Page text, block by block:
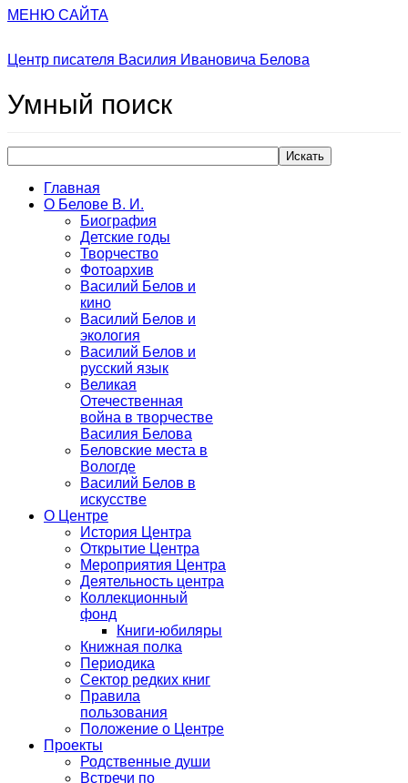
МЕНЮ САЙТА
Центр писателя Василия Ивановича Белова
Умный поиск
Искать
Главная
О Белове В. И.
Биография
Детские годы
Творчество
Фотоархив
Василий Белов и
кино
Василий Белов и
экология
Василий Белов и
русский язык
Великая
Отечественная
война в творчестве
Василия Белова
Беловские места в
Вологде
Василий Белов в
искусстве
О Центре
История Центра
Открытие Центра
Мероприятия Центра
Деятельность центра
Коллекционный
фонд
Книги-юбиляры
Книжная полка
Периодика
Сектор редких книг
Правила
пользования
Положение о Центре
Проекты
Родственные души
Встречи по